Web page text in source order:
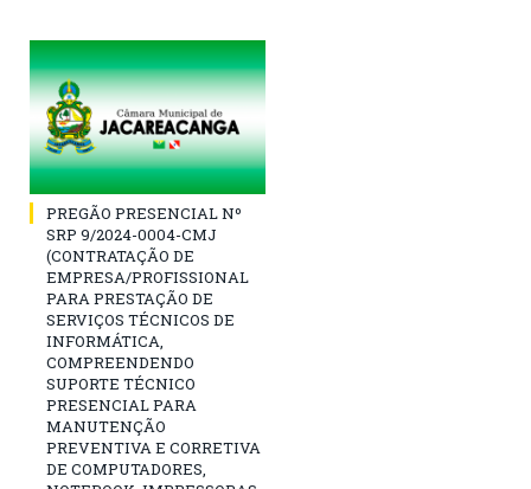
PREGÃO PRESENCIAL Nº
SRP 9/2024-0004-CMJ
(CONTRATAÇÃO DE
EMPRESA/PROFISSIONAL
PARA PRESTAÇÃO DE
SERVIÇOS TÉCNICOS DE
INFORMÁTICA,
COMPREENDENDO
SUPORTE TÉCNICO
PRESENCIAL PARA
MANUTENÇÃO
PREVENTIVA E CORRETIVA
DE COMPUTADORES,